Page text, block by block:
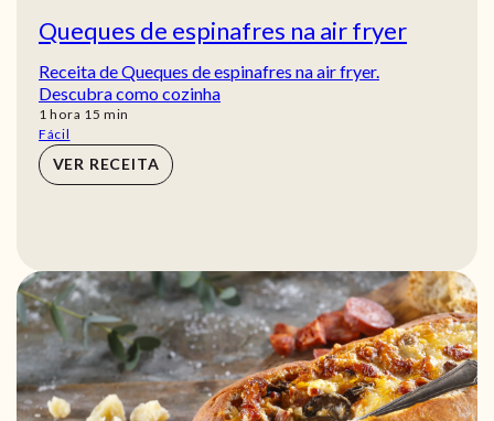
Queques de espinafres na air fryer
Receita de Queques de espinafres na air fryer.
Descubra como cozinha
1 hora
hora 15 min
min
Fácil
VER RECEITA